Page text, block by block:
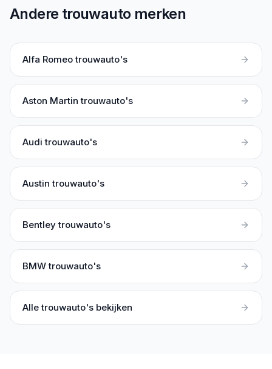
Andere trouwauto merken
Alfa Romeotrouwauto's
Aston Martin trouwauto's
Audi trouwauto's
Austin trouwauto's
Bentleytrouwauto's
BMWtrouwauto's
Alle trouwauto's bekijken